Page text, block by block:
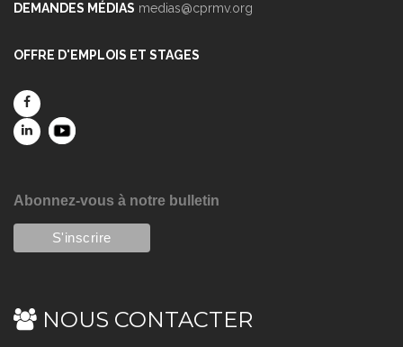
DEMANDES MÉDIAS medias@cprmv.org
OFFRE D'EMPLOIS ET STAGES
Abonnez-vous à notre bulletin
NOUS CONTACTER